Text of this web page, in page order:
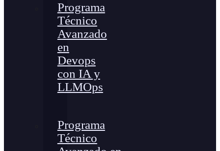
Programa
Técnico
Avanzado
en
Devops
con IA y
LLMOps
Programa
Técnico